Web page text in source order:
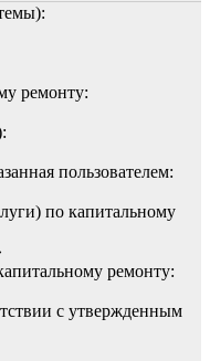
ремонту:
пользователем:
по капитальному
ремонту:
с утвержденным